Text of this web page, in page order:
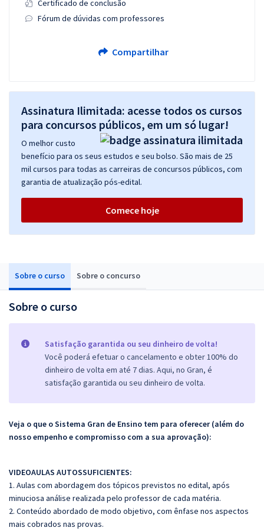
Sobre o curso Sobre o concurso
Sobre o curso
Satisfação garantida ou seu dinheiro de volta!
Você poderá efetuar o cancelamento e obter 100% do
dinheiro de volta em até 7 dias. Aqui, no Gran, é
satisfação garantida ou seu dinheiro de volta.
Veja o que o Sistema Gran de Ensino tem para oferecer (além do
nosso empenho e compromisso com a sua aprovação):
VIDEOAULAS AUTOSSUFICIENTES:
1. Aulas com abordagem dos tópicos previstos no edital, após
minuciosa análise realizada pelo professor de cada matéria.
2. Conteúdo abordado de modo objetivo, com ênfase nos aspectos
mais cobrados nas provas.
Certificado de conclusão
Fórum de dúvidas com professores
Compartilhar
Assinatura Ilimitada: acesse todos os cursos
para concursos públicos, em um só lugar!
O melhor custo
benefício para os seus estudos e seu bolso. São mais de 25
mil cursos para todas as carreiras de concursos públicos, com
garantia de atualização pós-edital.
Comece hoje